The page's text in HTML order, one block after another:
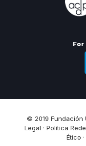
© 2019 Fundación
Legal · Politica
Ético ·